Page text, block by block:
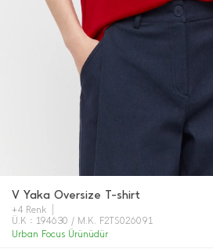
V Yaka Oversize T-shirt
+4 Renk
Ü.K : 194630 / M.K. F2TS026091
Urban Focus Ürünüdür